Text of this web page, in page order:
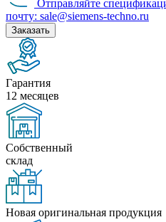
Отправляйте
почту: sale@siemens-techno.ru
Заказать
Гарантия
12 месяцев
Собственный
склад
Новая оригинальная продукция